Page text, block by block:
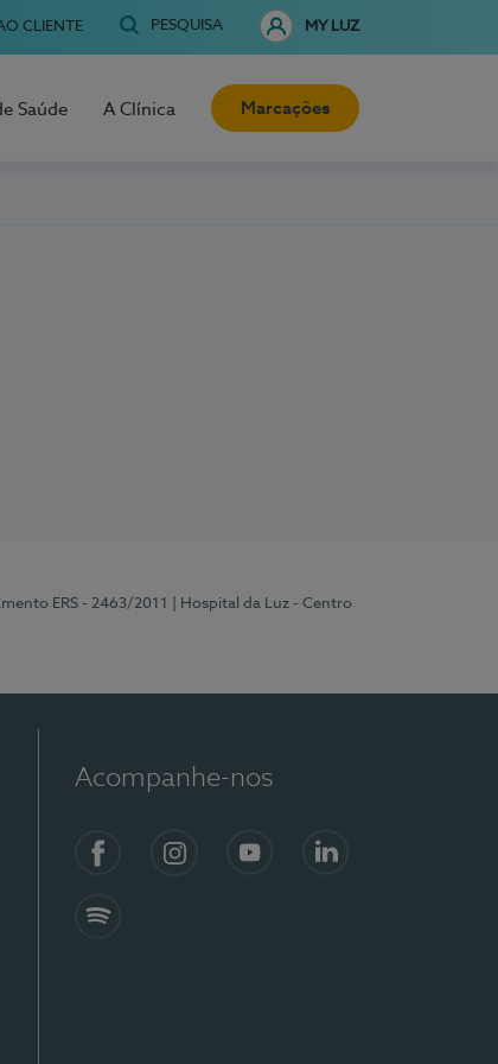
CLIENTE PESQUISA MY LUZ
Saúde A Clínica Marcações
ERS - 2463/2011
| Hospital da Luz - Centro
Acompanhe-nos